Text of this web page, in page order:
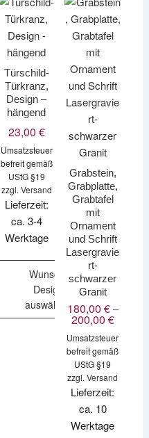
Türschild-
Türkranz,
Design –
hängend
23,00 €
Umsatzsteuer
befreit gemäß
UStG §19
zzgl. Versand
Lieferzeit:
ca. 3-4
Werktage
Wunsch-
Design
auswählen
Grabstein,
Grabplatte,
Grabtafel
mit
Ornament
und Schrift
Lasergravie
rt-
schwarzer
Granit
180,00 € –
200,00 €
bis
200,00
Umsatzsteuer
befreit gemäß
UStG §19
zzgl.Versand
Lieferzeit:
ca. 10
Werktage